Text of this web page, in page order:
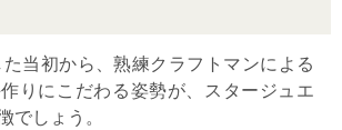
当初から、熟練クラフトマンによる
りにこだわる姿勢が、スタージュエ
でしょう。